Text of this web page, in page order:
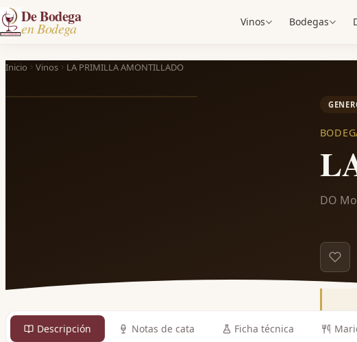
De Bodega
en Bodega Vinos Bodegas
Inicio Vinos LA PRIMILLA AMONTILLADO
DO
Descripción Notas de cata Ficha técnica